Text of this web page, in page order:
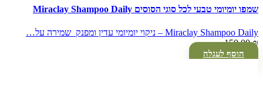
שמפו יומיומי טבעי לכל סוגי הסוסים Miraclay Shampoo Daily
Miraclay Shampoo Daily – ניקוי יומיומי עדין ומפנק שמירה על…
150.00₪
הוסף לעגלה